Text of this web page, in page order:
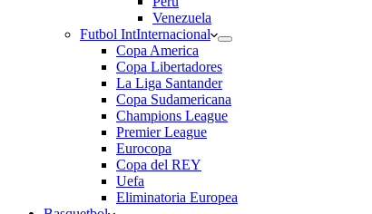
Venezuela
Futbol IntInternacional
Copa America
Copa Libertadores
La Liga Santander
Copa Sudamericana
Champions League
Premier League
Eurocopa
Copa del REY
Uefa
Eliminatoria Europea